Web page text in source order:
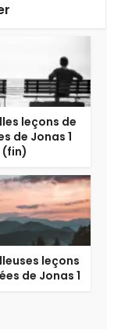
leçons de
de Jonas 1
(fin)
leçons
de Jonas 1